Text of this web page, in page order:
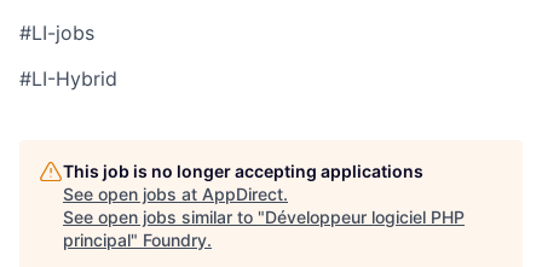
#LI-jobs
#LI-Hybrid
This job is no longer accepting applications
See open jobs at AppDirect.
See open jobs similar to "Développeur logiciel PHP
principal" Foundry.